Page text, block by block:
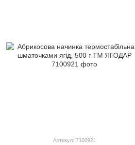
Артикул: 7100921